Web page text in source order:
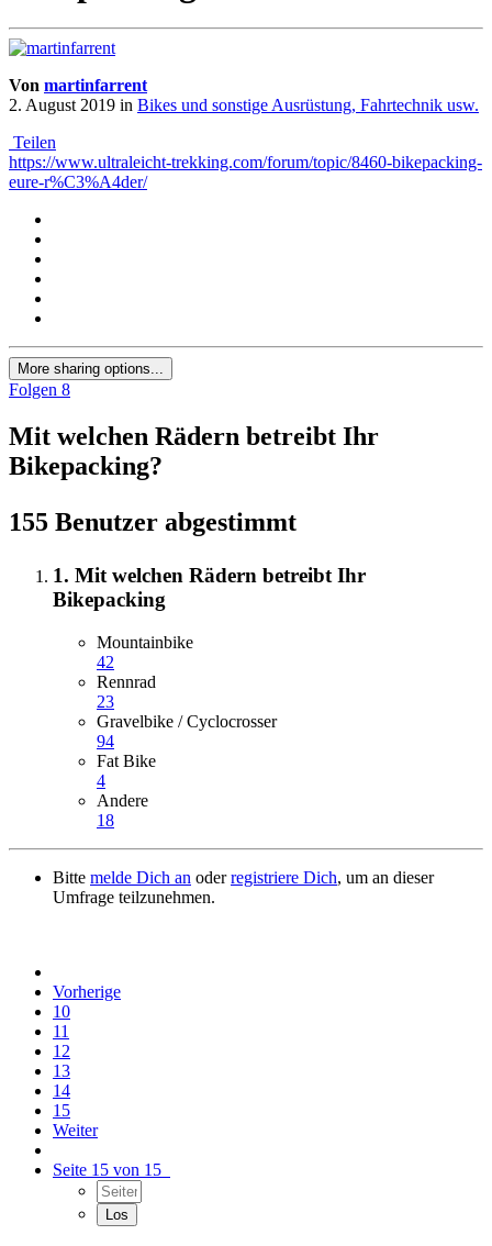
Von martinfarrent
2. August 2019 in Bikes und sonstige Ausrüstung, Fahrtechnik usw.
Teilen
https://www.ultraleicht-trekking.com/forum/topic/8460-bikepacking-
eure-r%C3%A4der/
More sharing options...
Folgen 8
Mit welchen Rädern betreibt Ihr
Bikepacking?
155 Benutzer abgestimmt
1. Mit welchen Rädern betreibt Ihr
Bikepacking
Mountainbike
42
Rennrad
23
Gravelbike / Cyclocrosser
94
Fat Bike
4
Andere
18
Bitte melde Dich an oderregistriere Dich, um an dieser
Umfrage teilzunehmen.
Vorherige
10
11
12
13
14
15
Weiter
Seite 15 von 15